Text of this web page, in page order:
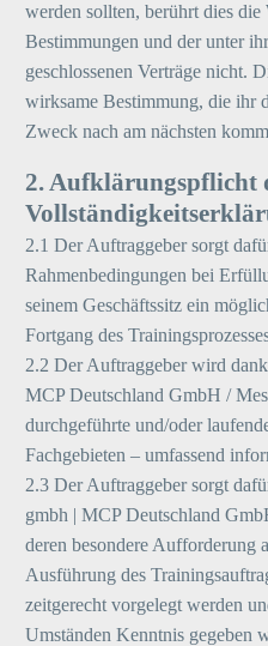
werden sollten, berührt dies
Bestimmungen und der unter
geschlossenen Verträge nicht.
wirksame Bestimmung, die ihr
Zweck nach am nächsten
2. Aufklärungspflicht
2.1 Der Auftraggeber sorgt
Rahmenbedingungen bei
seinem Geschäftssitz ein
Fortgang des
2.2 Der Auftraggeber wird
MCP Deutschland GmbH /
durchgeführte und/oder
Fachgebieten – umfassend
2.3 Der Auftraggeber sorgt
gmbh | MCP Deutschland
deren besondere Aufforderung
Ausführung des
zeitgerecht vorgelegt werden
Umständen Kenntnis gegeben